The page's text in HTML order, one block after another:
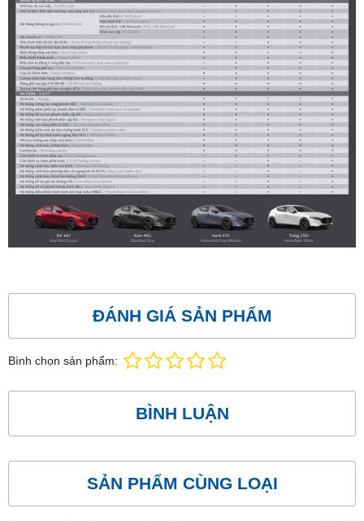
ĐÁNH GIÁ SẢN PHẨM
Bình chọn sản phẩm:
BÌNH LUẬN
SẢN PHẨM CÙNG LOẠI